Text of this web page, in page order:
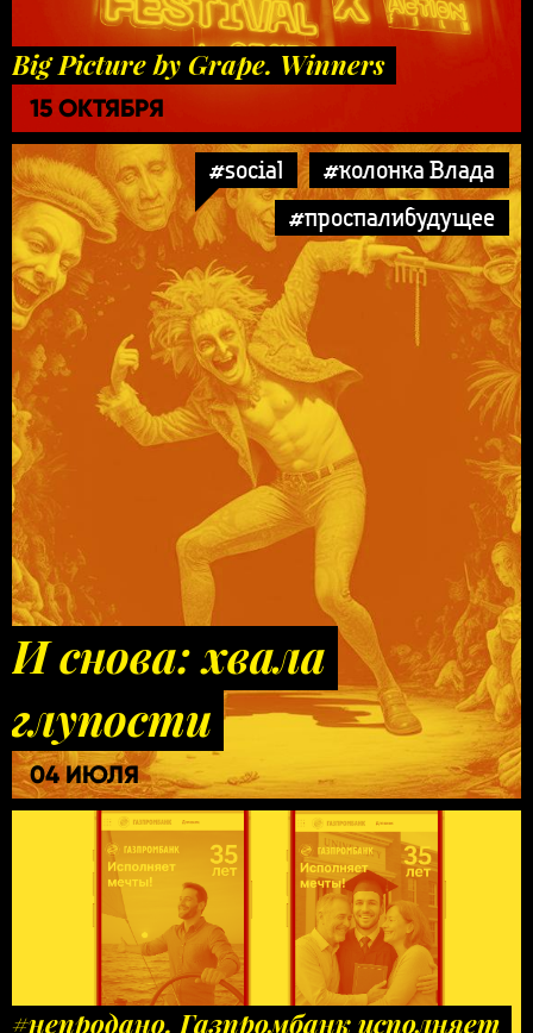
Big Picture by Grape. Winners
15 ОКТЯБРЯ
#social
#колонка Влада
#проспалибудущее
И снова: хвала
глупости
04 ИЮЛЯ
#непродано. Газпромбанк исполняет